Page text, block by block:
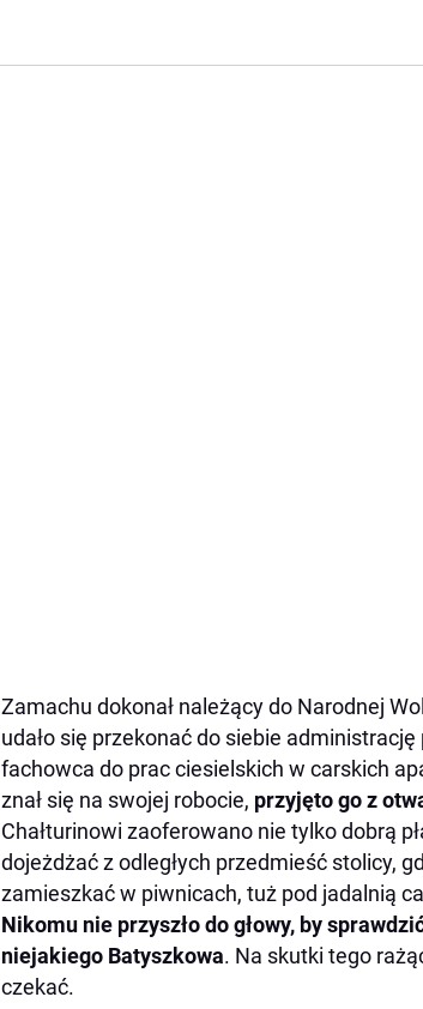
Zamachu dokonał należący do Narodnej
udało się przekonać do siebie
fachowca do prac ciesielskich w carskich
znał się na swojej robocie, przyjęto go z
Chałturinowi zaoferowano nie tylko dobrą
dojeżdżać z odległych przedmieść stolicy,
zamieszkać w piwnicach, tuż pod jadalnią
Nikomu nie przyszło do głowy, by
niejakiego Batyszkowa. Na skutki tego
czekać.